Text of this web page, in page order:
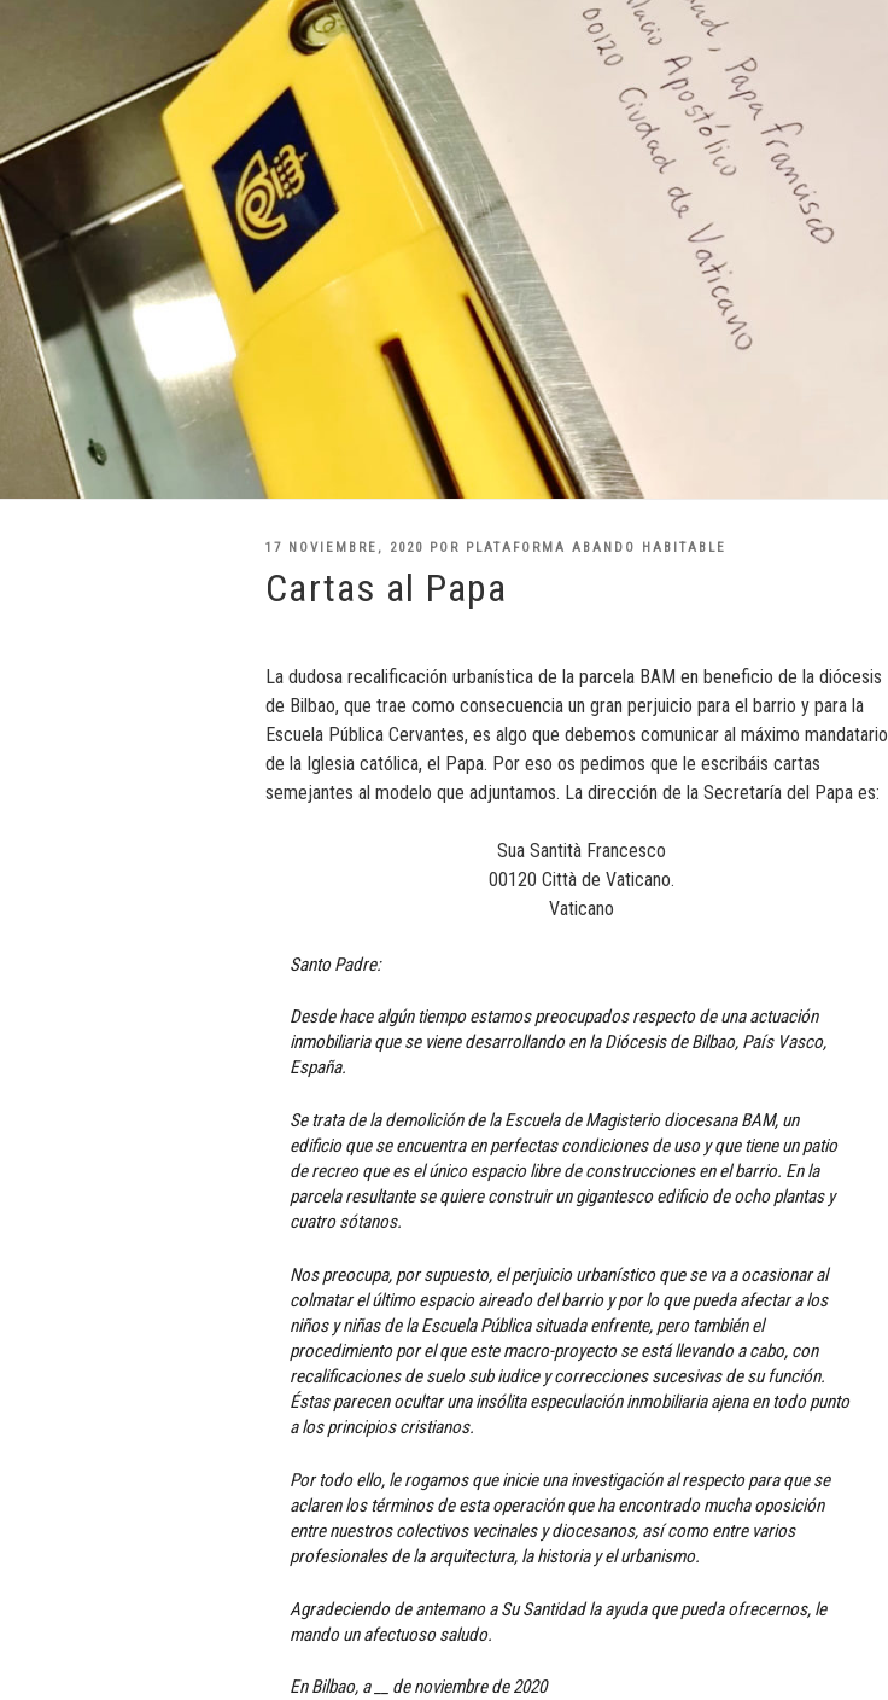
PUBLICADO
17 NOVIEMBRE, 2020 POR PLATAFORMA ABANDO HABITABLE
Cartas al Papa
La dudosa recalificación urbanística de la parcela BAM en beneficio de la diócesis
de Bilbao, que trae como consecuencia un gran perjuicio para el barrio y para la
Escuela Pública Cervantes, es algo que debemos comunicar al máximo mandatario
de la Iglesia católica, el Papa. Por eso os pedimos que le escribáis cartas
semejantes al modelo que adjuntamos. La dirección de la Secretaría del Papa es:
Sua Santità Francesco
00120 Città de Vaticano.
Vaticano
Santo Padre:
Desde hace algún tiempo estamos preocupados respecto de una actuación
inmobiliaria que se viene desarrollando en la Diócesis de Bilbao, País Vasco,
España.
Se trata de la demolición de la Escuela de Magisterio diocesana BAM, un
edificio que se encuentra en perfectas condiciones de uso y que tiene un patio
de recreo que es el único espacio libre de construcciones en el barrio. En la
parcela resultante se quiere construir un gigantesco edificio de ocho plantas y
cuatro sótanos.
Nos preocupa, por supuesto, el perjuicio urbanístico que se va a ocasionar al
colmatar el último espacio aireado del barrio y por lo que pueda afectar a los
niños y niñas de la Escuela Pública situada enfrente, pero también el
procedimiento por el que este macro-proyecto se está llevando a cabo, con
recalificaciones de suelosub iudice y correcciones sucesivas de su función.
Éstas parecen ocultar una insólita especulación inmobiliaria ajena en todo punto
a los principios cristianos.
Por todo ello, le rogamos que inicie una investigación al respecto para que se
aclaren los términos de esta operación que ha encontrado mucha oposición
entre nuestros colectivos vecinales y diocesanos, así como entre varios
profesionales de la arquitectura, la historia y el urbanismo.
Agradeciendo de antemano a Su Santidad la ayuda que pueda ofrecernos, le
mando un afectuoso saludo.
En Bilbao, a __ de noviembre de 2020